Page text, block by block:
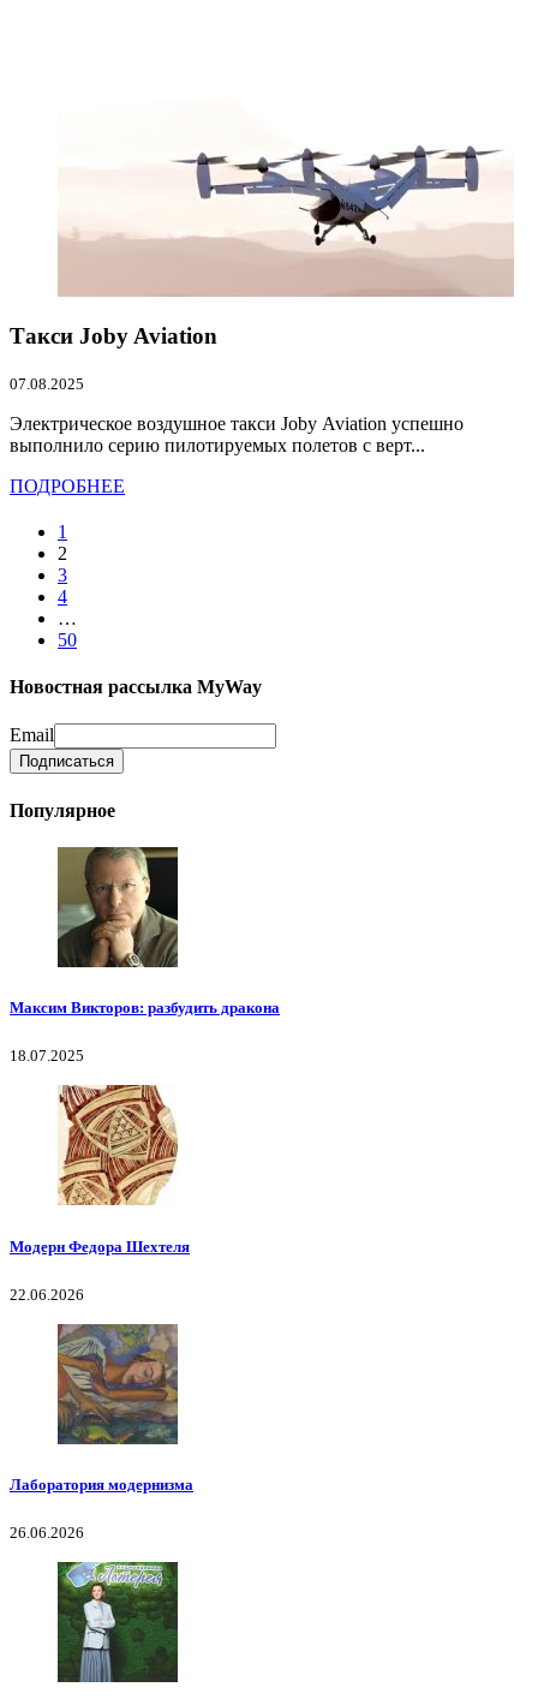
Такси Joby Aviation
07.08.2025
Электрическое воздушное такси Joby Aviation успешно
выполнило серию пилотируемых полетов с верт...
ПОДРОБНЕЕ
1
2
3
4
…
50
Новостная рассылка MyWay
Email
Популярное
Максим Викторов: разбудить дракона
18.07.2025
Модерн Федора Шехтеля
22.06.2026
Лаборатория модернизма
26.06.2026